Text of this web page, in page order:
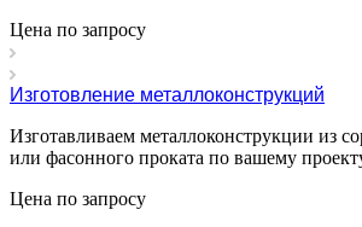
Цена по запросу
Изготовление металлоконструкций
Изготавливаем металлоконструкции из
или фасонного проката по вашему
Цена по запросу